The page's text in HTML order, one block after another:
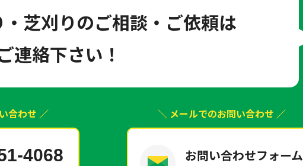
芝刈りのご相談・ご依頼は
連絡下さい！
合わせ ／
4068
＼ メールでのお問い合わせ ／
お問い合わせフォーム